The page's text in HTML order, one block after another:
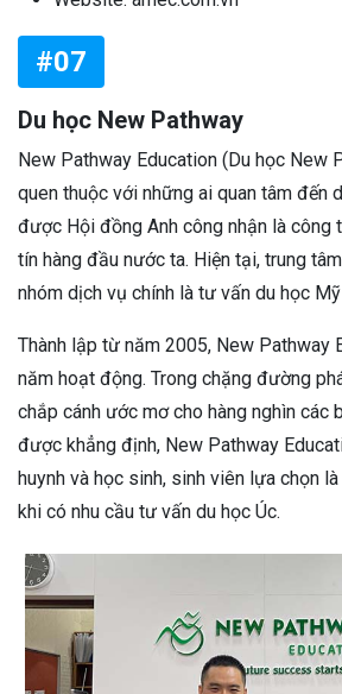
#07
Du học New Pathway
New Pathway Education (Du học New
quen thuộc với những ai quan tâm đến
được Hội đồng Anh công nhận là công
tín hàng đầu nước ta. Hiện tại, trung
nhóm dịch vụ chính là tư vấn du học
Thành lập từ năm 2005, New Pathway
năm hoạt động. Trong chặng đường
chắp cánh ước mơ cho hàng nghìn các
được khẳng định, New Pathway
huynh và học sinh, sinh viên lựa chọn
khi có nhu cầu tư vấn du học Úc.